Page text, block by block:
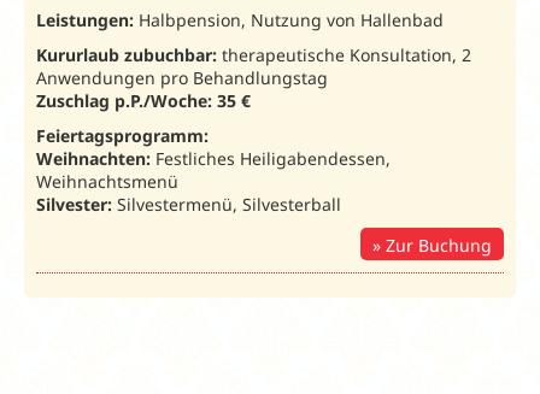
Leistungen: Halbpension, Nutzung von Hallenbad
Kururlaub zubuchbar: therapeutische Konsultation, 2
Anwendungen pro Behandlungstag
Zuschlag p.P./Woche: 35 €
Feiertagsprogramm:
Weihnachten: Festliches Heiligabendessen,
Weihnachtsmenü
Silvester: Silvestermenü, Silvesterball
Zur Buchung
Erholung2026
/ Preise in € pro Person und Nacht
individuell:
Unterbr. Bel.
07.01.-02.04.26
03.04.-